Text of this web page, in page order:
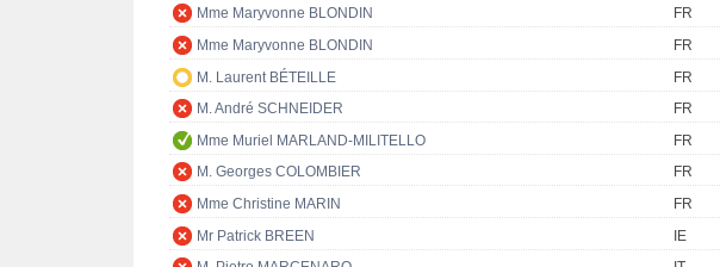
Mme Maryvonne BLONDIN
FR
Mme Maryvonne BLONDIN
FR
M. Laurent BÉTEILLE
FR
M. André SCHNEIDER
FR
Mme Muriel MARLAND-MILITELLO
FR
M. Georges COLOMBIER
FR
Mme Christine MARIN
FR
Mr Patrick BREEN
IE